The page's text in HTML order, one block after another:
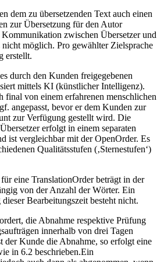
dem zu übersetzenden Text auch einen
zur Übersetzung für den Autor
zwischen Übersetzer und
möglich. Pro gewählter Zielsprache
erstellt.
durch den Kunden freigegebenen
mittels KI (künstlicher Intelligenz).
final von einem erfahrenen menschlichen
angepasst, bevor er dem Kunden zur
zur Verfügung gestellt wird. Die
erfolgt in einem separaten
ist vergleichbar mit der OpenOrder. Es
Qualitätsstufen (‚Sternestufen‘)
eine TranslationOrder beträgt in der
von der Anzahl der Wörter. Ein
Bearbeitungszeit besteht nicht.
die Abnahme respektive Prüfung
innerhalb von drei Tagen
der Kunde die Abnahme, so erfolgt eine
in 6.2 beschrieben.Ein